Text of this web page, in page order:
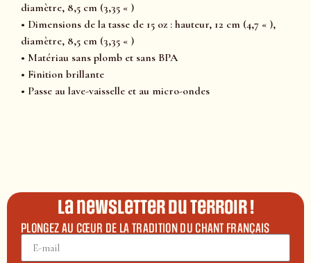
diamètre, 8,5 cm (3,35 « )
• Dimensions de la tasse de 15 oz : hauteur, 12 cm (4,7 « ),
diamètre, 8,5 cm (3,35 « )
• Matériau sans plomb et sans BPA
• Finition brillante
• Passe au lave-vaisselle et au micro-ondes
La newsletter du terroir !
PLONGEZ AU CŒUR DE LA TRADITION DU CHANT FRANÇAIS